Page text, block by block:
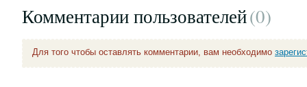
Комментарии пользователей(0)
Для того чтобы оставлять комментарии, вам необходимо